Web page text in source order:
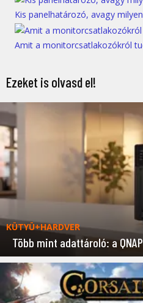
Kis panelhatározó, avagy
Amit a monitorcsatlakozókról
Ezeket is olvasd el!
KÜTYÜ+HARDVER
Több mint adattároló: a